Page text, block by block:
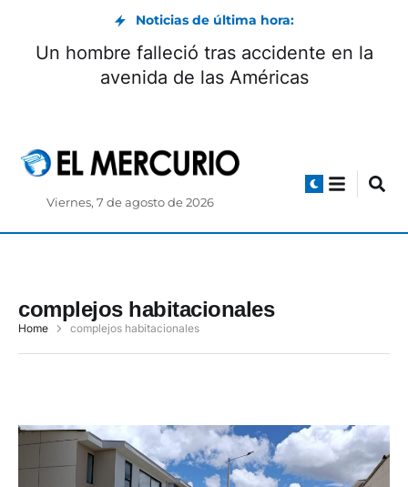
Noticias de última hora:
Un hombre falleció tras accidente en la
avenida de las Américas
Viernes, 7 de agosto de 2026
complejos habitacionales
Home complejos habitacionales